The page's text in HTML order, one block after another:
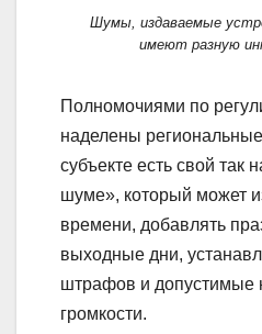
Шумы, издаваемые
имеют разную
Полномочиями по
наделены
субъекте есть свой так
шуме», который может
времени, добавлять
выходные дни,
штрафов и допустимые
громкости.